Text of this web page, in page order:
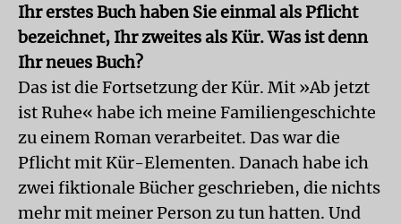
Ihr erstes Buch haben Sie einmal als Pflicht
bezeichnet, Ihr zweites als Kür. Was ist denn
Ihr neues Buch?
Das ist die Fortsetzung der Kür. Mit »Ab jetzt
ist Ruhe« habe ich meine Familiengeschichte
zu einem Roman verarbeitet. Das war die
Pflicht mit Kür-Elementen. Danach habe ich
zwei fiktionale Bücher geschrieben, die nichts
mehr mit meiner Person zu tun hatten. Und